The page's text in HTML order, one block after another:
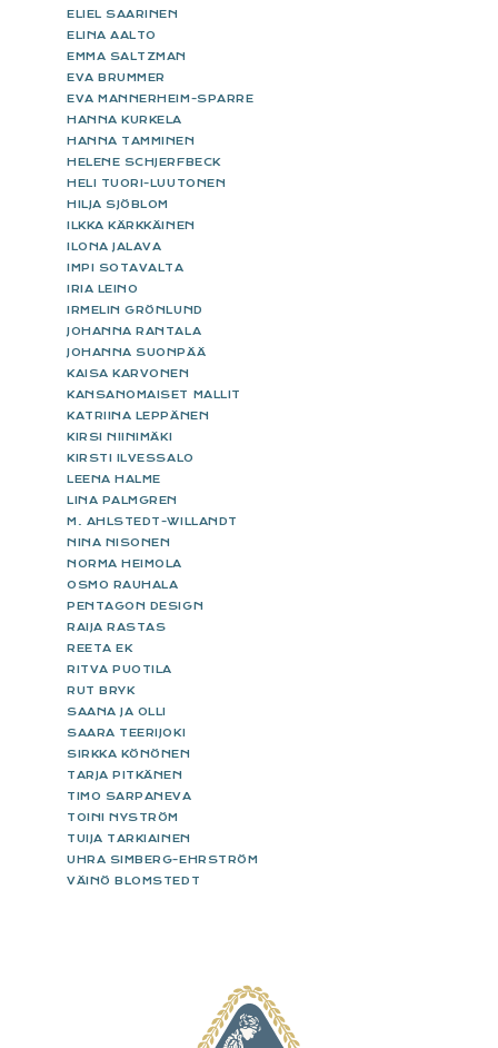
ELIEL SAARINEN
ELINA AALTO
EMMA SALTZMAN
EVA BRUMMER
EVA MANNERHEIM-SPARRE
HANNA KURKELA
HANNA TAMMINEN
HELENE SCHJERFBECK
HELI TUORI-LUUTONEN
HILJA SJÖBLOM
ILKKA KÄRKKÄINEN
ILONA JALAVA
IMPI SOTAVALTA
IRIA LEINO
IRMELIN GRÖNLUND
JOHANNA RANTALA
JOHANNA SUONPÄÄ
KAISA KARVONEN
KANSANOMAISET MALLIT
KATRIINA LEPPÄNEN
KIRSI NIINIMÄKI
KIRSTI ILVESSALO
LEENA HALME
LINA PALMGREN
M. AHLSTEDT-WILLANDT
NINA NISONEN
NORMA HEIMOLA
OSMO RAUHALA
PENTAGON DESIGN
RAIJA RASTAS
REETA EK
RITVA PUOTILA
RUT BRYK
SAANA JA OLLI
SAARA TEERIJOKI
SIRKKA KÖNÖNEN
TARJA PITKÄNEN
TIMO SARPANEVA
TOINI NYSTRÖM
TUIJA TARKIAINEN
UHRA SIMBERG-EHRSTRÖM
VÄINÖ BLOMSTEDT